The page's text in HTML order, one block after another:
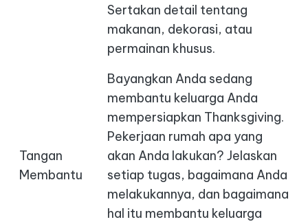
Sertakan detail tentang
makanan, dekorasi, atau
permainan khusus.
Tangan
Membantu
Bayangkan Anda sedang
membantu keluarga Anda
mempersiapkan Thanksgiving.
Pekerjaan rumah apa yang
akan Anda lakukan? Jelaskan
setiap tugas, bagaimana Anda
melakukannya, dan bagaimana
hal itu membantu keluarga